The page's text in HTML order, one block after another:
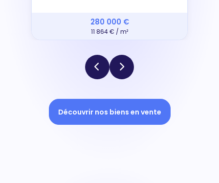
280 000 €
11 864 € / m²
Découvrir nos biens en vente